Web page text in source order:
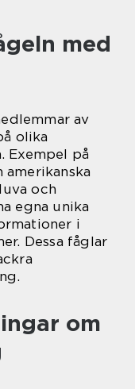
med
av
olika
Exempel på
och
egna unika
i
Dessa fåglar
om